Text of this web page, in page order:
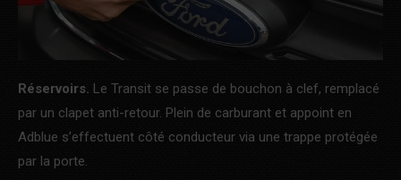
Réservoirs. Le Transit se passe de bouchon à clef, remplacé
par un clapet anti-retour. Plein de carburant et appoint en
Adblue s’effectuent côté conducteur via une trappe protégée
par la porte.